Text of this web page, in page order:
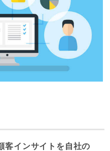
客インサイトを自社の